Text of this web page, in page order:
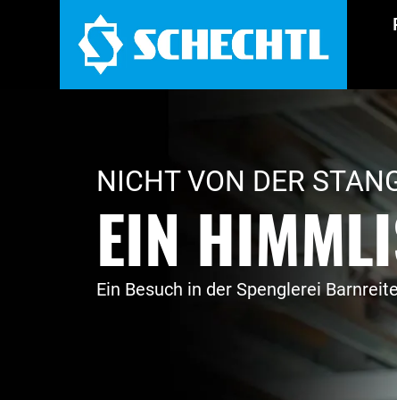
NICHT VON DER
EIN
Ein Besuch in der Spenglerei